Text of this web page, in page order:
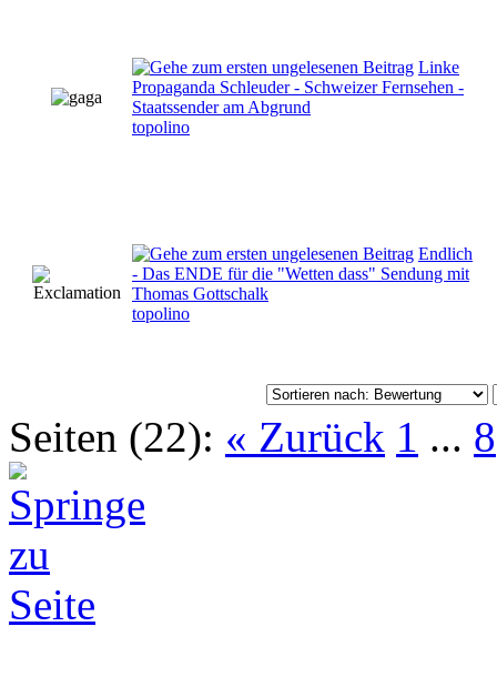
Linke
Propaganda Schleuder - Schweizer Fernsehen -
Staatssender am Abgrund
topolino
Endlich
- Das ENDE für die "Wetten dass" Sendung mit
Thomas Gottschalk
topolino
Seiten (22): « Zurück 1 ... 8